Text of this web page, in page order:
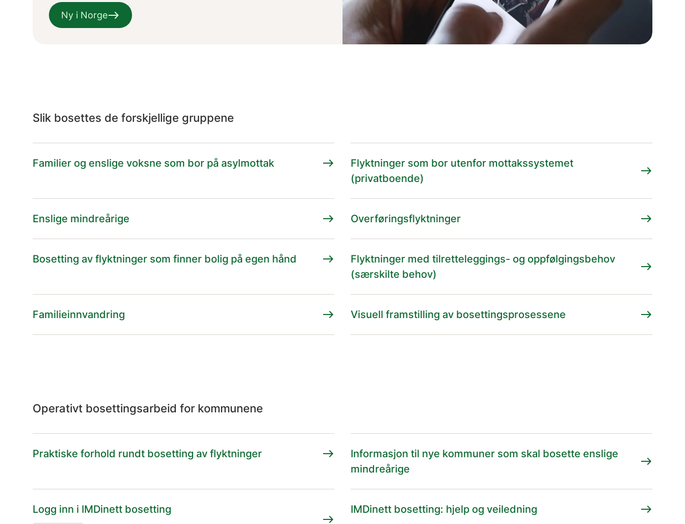
Ny i Norgeeast
Slik bosettes de forskjellige gruppene
Familier og enslige voksne som bor på asylmottak east
Flyktninger som bor utenfor mottakssystemet
(privatboende)
east
Enslige mindreårige east Overføringsflyktninger east
Bosetting av flyktninger som finner bolig på egen hånd east
Flyktninger med tilretteleggings- og oppfølgingsbehov
(særskilte behov)
east
Familieinnvandring east Visuell framstilling av bosettingsprosessene east
Operativt bosettingsarbeid for kommunene
Praktiske forhold rundt bosetting av flyktninger east
Informasjon til nye kommuner som skal bosette enslige
mindreårige
east
Logg inn i IMDinett bosetting
east
IMDinett bosetting: hjelp og veiledning east